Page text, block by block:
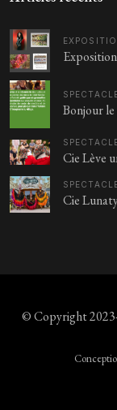
Bonjour
Cie Lève
Cie
© Copyright